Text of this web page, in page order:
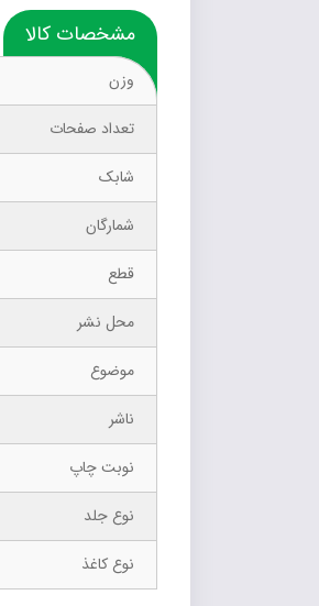
مشخصات کالا
وزن
تعداد صفحات
شابک
شمارگان
قطع
محل نشر
موضوع
ناشر
نوبت چاپ
نوع جلد
نوع کاغذ